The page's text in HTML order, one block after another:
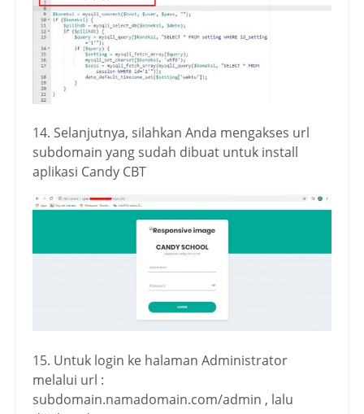
14. Selanjutnya, silahkan Anda mengakses url
subdomain yang sudah dibuat untuk install
aplikasi Candy CBT
15. Untuk login ke halaman Administrator
melalui url :
subdomain.namadomain.com/admin , lalu